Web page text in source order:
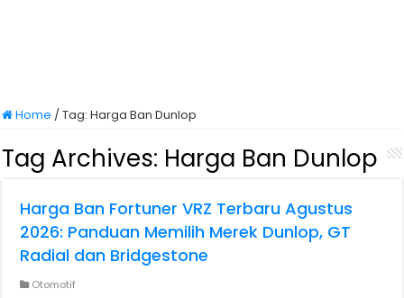
Home /Tag:Harga Ban Dunlop
Tag Archives: Harga Ban Dunlop
Harga Ban Fortuner VRZ Terbaru Agustus
2026: Panduan Memilih Merek Dunlop, GT
Radial dan Bridgestone
Otomotif